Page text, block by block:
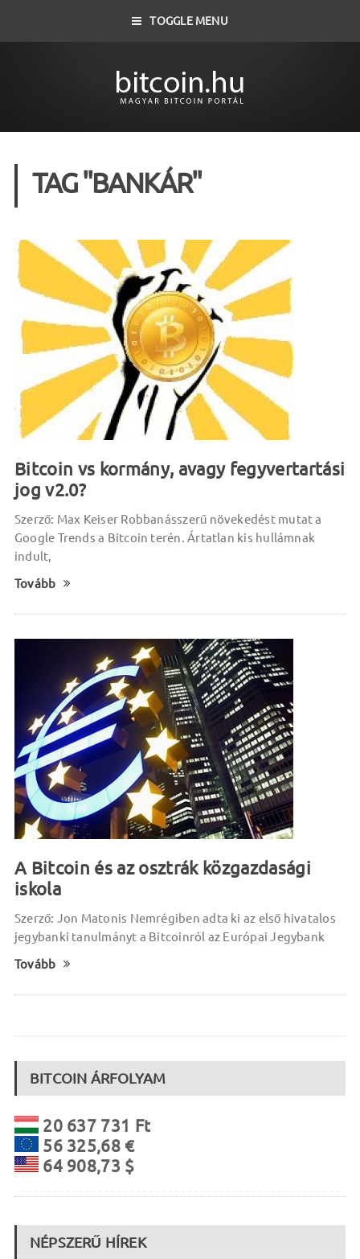
TOGGLE MENU
TAG "BANKÁR"
Bitcoin vs kormány, avagy fegyvertartási
jog v2.0?
Szerző: Max Keiser Robbanásszerű növekedést mutat a
Google Trends a Bitcoin terén. Ártatlan kis hullámnak
indult,
Tovább
A Bitcoin és az osztrák közgazdasági
iskola
Szerző: Jon Matonis Nemrégiben adta ki az első hivatalos
jegybanki tanulmányt a Bitcoinról az Európai Jegybank
Tovább
BITCOIN ÁRFOLYAM
20 637 731 Ft
56 325,68 €
64 908,73 $
NÉPSZERŰ HÍREK